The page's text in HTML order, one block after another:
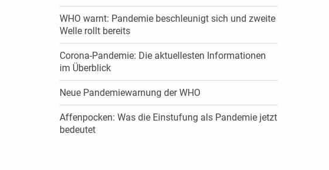
WHO warnt: Pandemie beschleunigt sich und zweite
Welle rollt bereits
Corona-Pandemie: Die aktuellesten Informationen
im Überblick
Neue Pandemiewarnung der WHO
Affenpocken: Was die Einstufung als Pandemie jetzt
bedeutet